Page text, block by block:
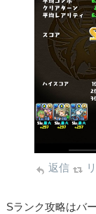
返信
Sランク攻略はバ